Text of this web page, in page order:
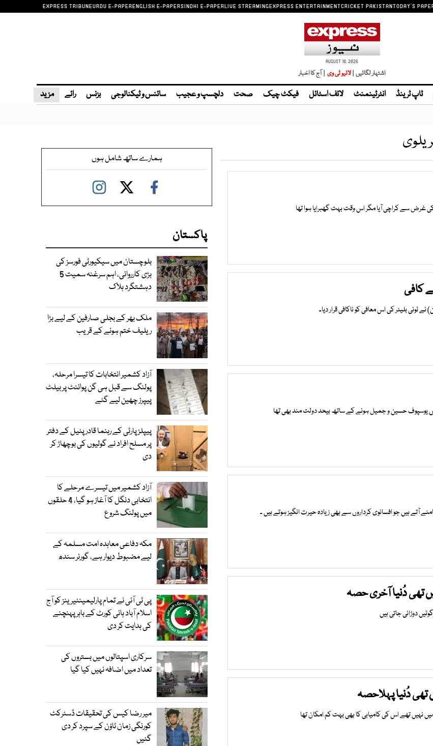
EXPRESS TRIBUNEURDU E-PAPERENGLISH E-PAPERSINDHI E-PAPERLIVE STREAMINGEXPRESS ENTERTAINMENTCRICKET PAKISTANTODAY'S
AUGUST 10, 2026
اشتہار لگائیں | | آج کا اخبار
ٹاپ ٹرینڈ انٹرٹینمنٹ لائف اسٹائل فیکٹ چیک صحت دلچسپ و عجیب سائنس و ٹیکنالوجی بزنس رائے مزید
کی غرض سے کراچی آیا مگر اس وقت بہت گھبرایا ہوا تھا
کافی
ٹونی بلیئر کی اس معافی کو ناکافی قرار دیا۔
یوسپوف حسین و جمیل ہونے کے ساتھ بیحد دولت مند بھی تھا
آتے ہیں جو افسانوی کرداروں سے بھی زیادہ حیرت انگیز ہوتے ہیں ۔
تھی دُنیا آخری حصہ
دوڑائی جاتی ہیں
دُنیا پہلاحصہ
تھے اس کی کامیابی کا بھی بہت کم امکان تھا
ہمارے ساتھ شامل ہوں
پاکستان
بلوچستان میں سیکیورٹی فورسز کی
بڑی کارروائی، اہم سرغنہ سمیت 5
دہشتگرد ہلاک
ملک بھر کے بجلی صارفین کے لیے بڑا
ریلیف ختم ہونے کے قریب
آزاد کشمیر انتخابات کا تیسرا مرحلہ،
پولنگ سے قبل ہی گن پوائنٹ پر بیلٹ
پیپرز چھین لیے گئے
پیپلز پارٹی کے رہنما قادر پٹیل کے دفتر
پر مسلح افراد نے گولیوں کی بوچھاڑ کر
دی
آزاد کشمیر میں تیسرے مرحلے کا
انتخابی دنگل کا آغاز ہو گیا، 4 حلقوں
میں پولنگ شروع
مکہ دفاعی معاہدہ امت مسلمہ کے
لیے مضبوط دیوار ہے، گورنر سندھ
پی ٹی آئی نے تمام پارلیمینٹیرینز کو آج
اسلام آباد ہائی کورٹ کے باہر پہنچنے
کی ہدایت کر دی
سرکاری اسپتالوں میں بستروں کی
تعداد میں اضافہ نہیں کیا گیا
میر رضا کیس کی تحقیقات ڈسٹرکٹ
کورنگی زمان ٹاؤن کے سپرد کر دی
گئیں